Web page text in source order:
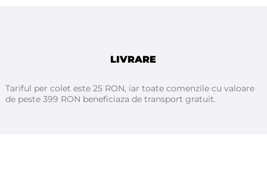
LIVRARE
Tariful per colet este 25 RON, iar toate comenzile cu valoare
de peste 399 RON beneficiaza de transport gratuit.